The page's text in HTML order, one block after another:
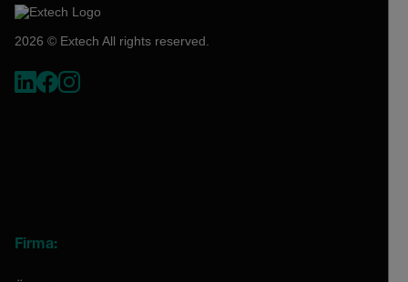
2026 © Extech All rights reserved.
Firma: